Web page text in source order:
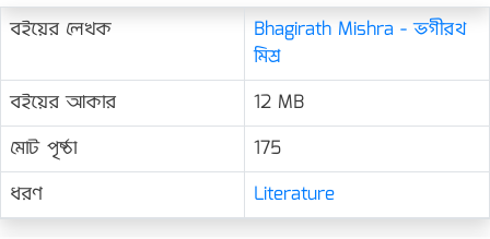
বইয়ের লেখক
Bhagirath Mishra - ভগীরথ
মিশ্র
বইয়ের আকার
12 MB
মোট পৃষ্ঠা
175
ধরণ
Literature